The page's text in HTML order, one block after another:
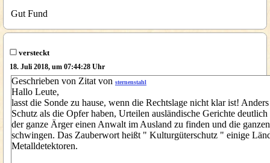
Gut Fund
versteckt
18. Juli 2018, um 07:44:28 Uhr
Geschrieben von Zitat von sternenstahl
Hallo Leute,
lasst die Sonde zu hause, wenn die Rechtslage nicht klar ist!
Schutz als die Opfer haben, Urteilen ausländische Gerichte
der ganze Ärger einen Anwalt im Ausland zu finden und die
schwingen. Das Zauberwort heißt " Kulturgüterschutz " einige
Metalldetektoren.